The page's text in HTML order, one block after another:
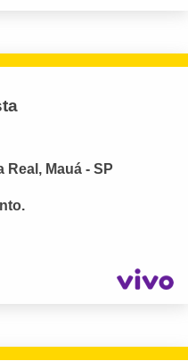
Real, Mauá - SP